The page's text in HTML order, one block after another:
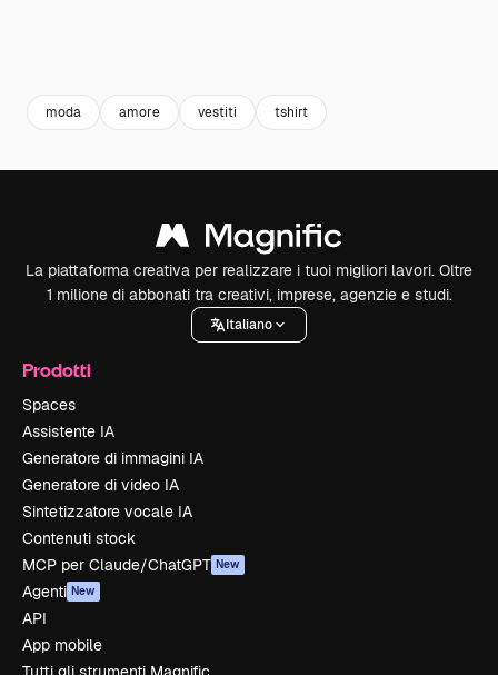
moda amore vestiti tshirt
La piattaforma creativa per realizzare i tuoi migliori lavori. Oltre
1 milione di abbonati tra creativi, imprese, agenzie e studi.
Italiano
Prodotti
Spaces
Assistente IA
Generatore di immagini IA
Generatore di video IA
Sintetizzatore vocale IA
Contenuti stock
MCP per Claude/ChatGPT New
Agenti New
API
App mobile